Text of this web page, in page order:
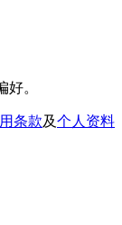
好。
条款及个人资料